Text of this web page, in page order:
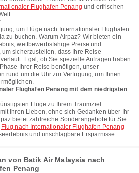
Flughafen Penang und erfrischen
um Flüge nach Internationaler Flughafen
zu buchen. Warum Airpaz? Wir bieten ein
wettbewerbsfähige Preise und
sicherzustellen, dass Ihre Reise
Egal, ob Sie spezielle Anfragen haben
Ihrer Reise benötigen, unser
rund um die Uhr zur Verfügung, um Ihnen
Flughafen Penang mit dem niedrigsten
Flüge zu Ihrem Traumziel.
Ihren Lieben, ohne sich Gedanken über Ihr
bietet zahlreiche Sonderangebote für Sie.
Flug nach Internationaler Flughafen Penang
und unschlagbare Ersparnisse.
von Batik Air Malaysia nach
Penang